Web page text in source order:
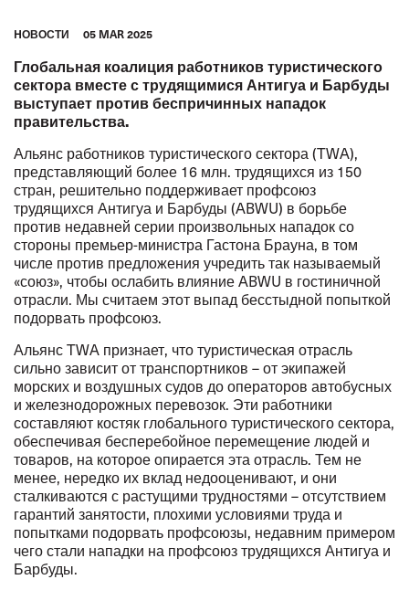
HОВОСТИ 05 MAR 2025
Глобальная коалиция работников туристического
сектора вместе с трудящимися Антигуа и Барбуды
выступает против беспричинных нападок
правительства.
Альянс работников туристического сектора (TWA),
представляющий более 16 млн. трудящихся из 150
стран, решительно поддерживает профсоюз
трудящихся Антигуа и Барбуды (ABWU) в борьбе
против недавней серии произвольных нападок со
стороны премьер-министра Гастона Брауна, в том
числе против предложения учредить так называемый
«союз», чтобы ослабить влияние ABWU в гостиничной
отрасли. Мы считаем этот выпад бесстыдной попыткой
подорвать профсоюз.
Альянс TWA признает, что туристическая отрасль
сильно зависит от транспортников – от экипажей
морских и воздушных судов до операторов автобусных
и железнодорожных перевозок. Эти работники
составляют костяк глобального туристического сектора,
обеспечивая бесперебойное перемещение людей и
товаров, на которое опирается эта отрасль. Тем не
менее, нередко их вклад недооценивают, и они
сталкиваются с растущими трудностями – отсутствием
гарантий занятости, плохими условиями труда и
попытками подорвать профсоюзы, недавним примером
чего стали нападки на профсоюз трудящихся Антигуа и
Барбуды.